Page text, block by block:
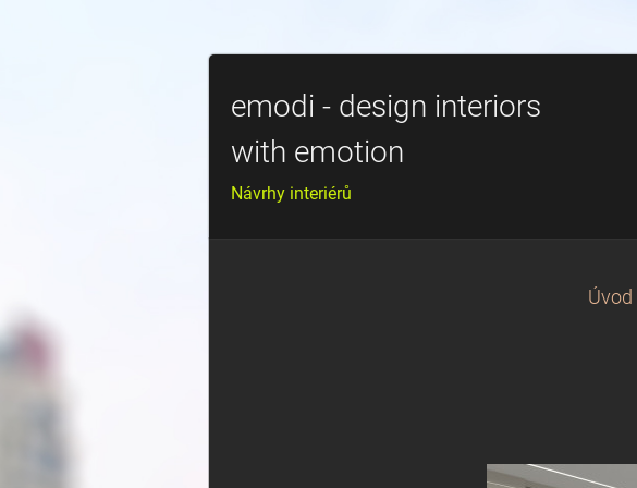
emodi - design interiors
with emotion
Návrhy interiérů
Úvod